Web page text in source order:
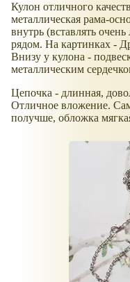
Кулон отличного
металлическая рама-
внутрь (вставлять
рядом. На картинках -
Внизу у кулона -
металлическим
Цепочка - длинная,
Отличное вложение.
получше, обложка